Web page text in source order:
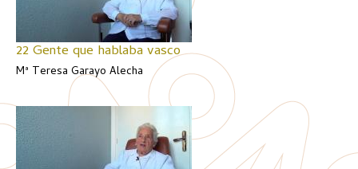
22 Gente que hablaba vasco
Mª Teresa Garayo Alecha